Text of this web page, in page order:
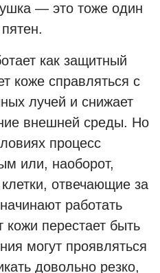
— это тоже один
как защитный
коже справляться с
лучей и снижает
внешней среды. Но
процесс
или, наоборот,
отвечающие за
работать
перестает быть
могут проявляться
довольно резко,